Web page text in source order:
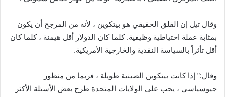
وقال تيل إن القلق الحقيقي هو بيتكوين ، لأنه من المرجح أن يكون
بمثابة عملة احتياطية وظيفية. كلما كان الدولار أقل هيمنة ، كلما كان
أقل تأثراً بالسياسة النقدية والخارجية الأمريكية.
وقال:” إذا كانت بيتكوين الصينية طويلة ، فربما من منظور
جيوسياسي ، يجب على الولايات المتحدة طرح بعض الأسئلة الأكثر